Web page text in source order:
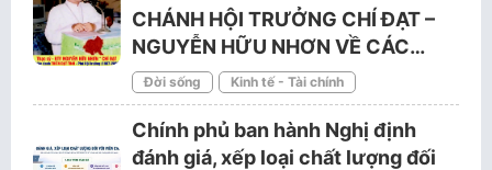
CHÁNH HỘI TRƯỞNG CHÍ ĐẠT –
NGUYỄN HỮU NHƠN VỀ CÁC…
Đời sống Kinh tế - Tài chính
Chính phủ ban hành Nghị định
đánh giá, xếp loại chất lượng đối